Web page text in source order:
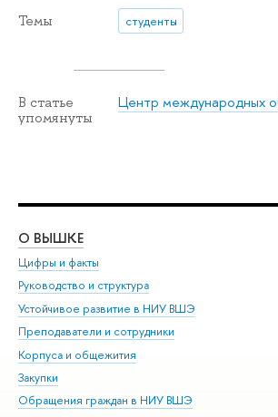
Темы студенты
В статье
упомянуты
Центр международных
О ВЫШКЕ
Цифры и факты
Руководство и структура
Устойчивое развитие в НИУ ВШЭ
Преподаватели и сотрудники
Корпуса и общежития
Закупки
Обращения граждан в НИУ ВШЭ